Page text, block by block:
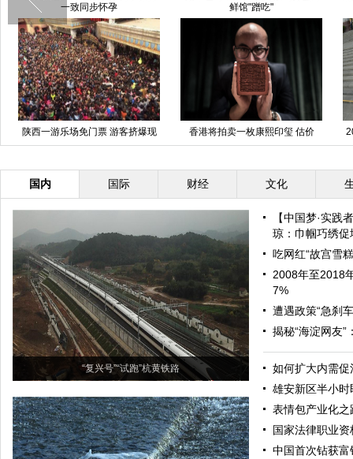
一致同步怀孕
鲜馆"蹭吃"
陕西一游乐场免门票 游客挤爆现
场
香港将拍卖一枚康熙印玺 估价
1500万美元(组图)
国内 国际 财经 文化
“复兴号”“试跑”杭黄铁路
【中国梦·实践
琼：巾帼巧绣促
吃网红“故宫雪
2008年至2018
7%
遭遇政策“急刹
揭秘“海淀网友
如何扩大内需促
雄安新区半小
表情包产业化
国家法律职业
中国首次钻获